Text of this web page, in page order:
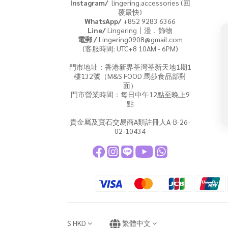
Instagram/ lingering.accessories (回
覆最快)
WhatsApp/ +852 9283 6366
Line/Lingering丨漫．飾物
電郵 /Lingering0908@gmail.com
(客服時間: UTC+8 10AM - 6PM)
門市地址：香港新界荃灣荃新天地1期1
樓132號（M&S FOOD 馬莎食品部對
面）
門市營業時間：每日中午12點至晚上9
點
貴金屬及寶石交易商A類註冊人A-B-26-
02-10434
$ HKD 繁體中文